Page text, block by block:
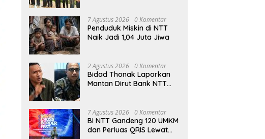
7 Agustus 2026 0 Komentar
Penduduk Miskin di NTT
Naik Jadi 1,04 Juta Jiwa
2 Agustus 2026 0 Komentar
Bidad Thonak Laporkan
Mantan Dirut Bank NTT
7 Agustus 2026 0 Komentar
BI NTT Gandeng 120 UMKM
dan Perluas QRIS Lewat